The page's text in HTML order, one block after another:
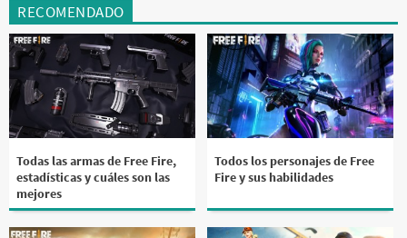
RECOMENDADO
Todas las armas de Free Fire,
estadísticas y cuáles son las
mejores
Todos los personajes de Free
Fire y sus habilidades